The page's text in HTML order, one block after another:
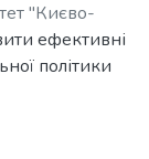
"Києво-
)
ефективні
політики